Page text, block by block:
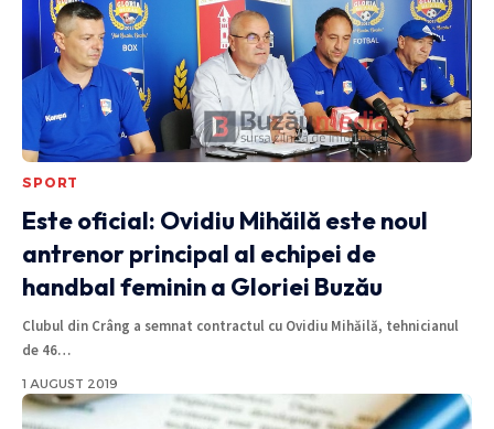
SPORT
Este oficial: Ovidiu Mihăilă este noul
antrenor principal al echipei de
handbal feminin a Gloriei Buzău
Clubul din Crâng a semnat contractul cu Ovidiu Mihăilă, tehnicianul
de 46…
1 AUGUST 2019